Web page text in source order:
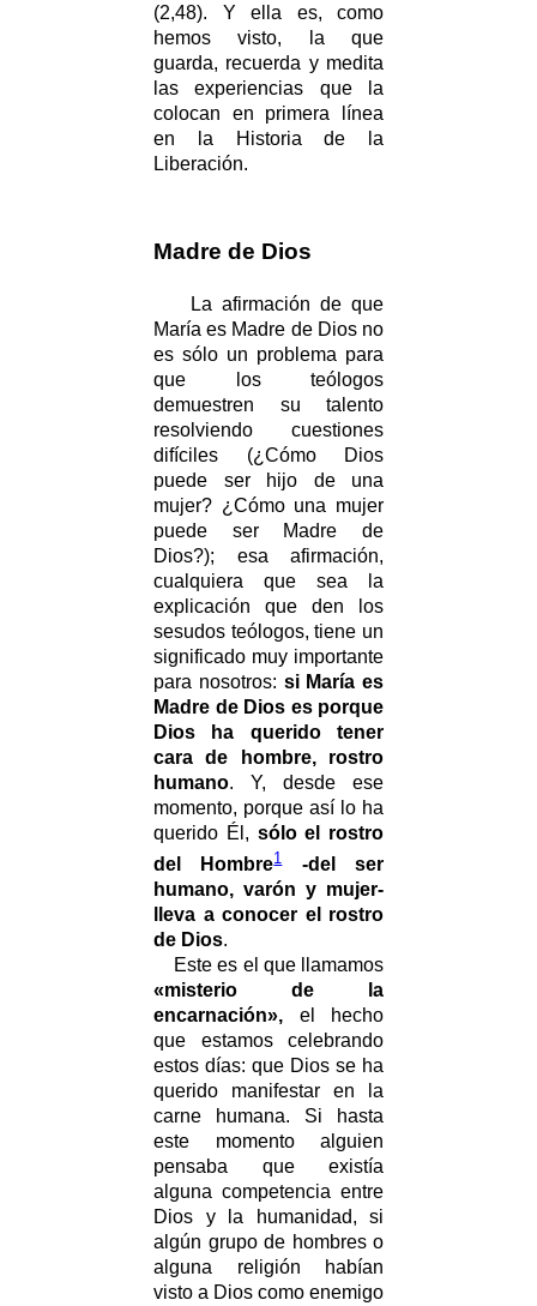
(2,48). Y ella es, como
hemos visto, la que
guarda, recuerda y medita
las experiencias que la
colocan en primera línea
en la Historia de la
Liberación.
Madre de Dios
La afirmación de que
María es Madre de Dios no
es sólo un problema para
que los teólogos
demuestren su talento
resolviendo cuestiones
difíciles (¿Cómo Dios
puede ser hijo de una
mujer? ¿Cómo una mujer
puede ser Madre de
Dios?); esa afirmación,
cualquiera que sea la
explicación que den los
sesudos teólogos, tiene un
significado muy importante
para nosotros: si María es
Madre de Dios es porque
Dios ha querido tener
cara de hombre, rostro
humano. Y, desde ese
momento, porque así lo ha
querido Él, sólo el rostro
del Hombre1-del ser
humano, varón y mujer-
lleva a conocer el rostro
de Dios.
Este es el que llamamos
«misterio de la
encarnación», el hecho
que estamos celebrando
estos días: que Dios se ha
querido manifestar en la
carne humana. Si hasta
este momento alguien
pensaba que existía
alguna competencia entre
Dios y la humanidad, si
algún grupo de hombres o
alguna religión habían
visto a Dios como enemigo